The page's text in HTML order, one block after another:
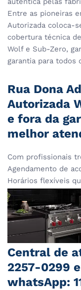
Entre as pioneiras
Autorizada coloca-
cobertura técnica
Wolf e Sub-Zero,
garantia para todos
Rua Dona
Autorizada
e fora da
melhor
Com profissionais
Agendamento de
Horários flexíveis
Central de
2257-0299
whatsApp: